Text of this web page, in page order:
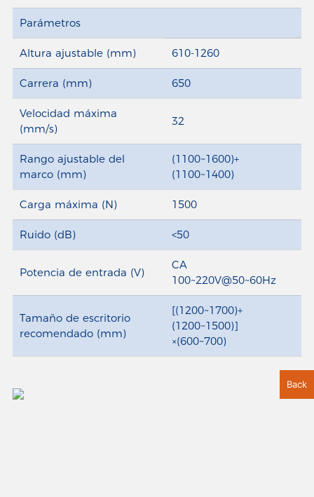
Parámetros
Altura ajustable (mm) 610-1260
Carrera (mm) 650
Velocidad máxima
(mm/s)
32
Rango ajustable del
marco (mm)
(1100~1600)+
(1100~1400)
Carga máxima (N) 1500
Ruido (dB) <50
Potencia de entrada (V)
CA
100~220V@50~60Hz
Tamaño de escritorio
recomendado (mm)
[(1200~1700)+
(1200~1500)]
×(600~700)
Back